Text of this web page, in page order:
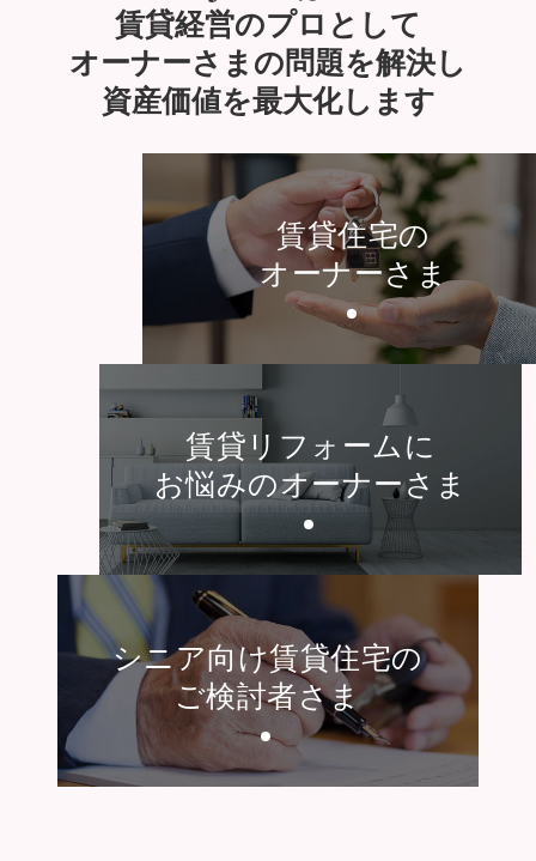
賃貸経営のプロとして
オーナーさまの問題を解決し
資産価値を最大化します
賃貸住宅の
オーナーさま
賃貸リフォームに
お悩みのオーナーさま
シニア向け賃貸住宅の
ご検討者さま